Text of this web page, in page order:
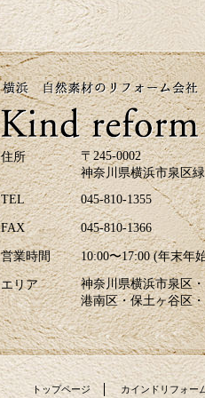
住所
〒245-0002
神奈川県横浜市泉区
TEL
045-810-1355
FAX 045-810-1366
営業時間 10:00〜17:00 (年末年
エリア
神奈川県横浜市泉区
港南区・保土ヶ谷区
トップページ カインドリフォー